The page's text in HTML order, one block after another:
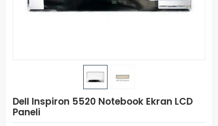
Dell Inspiron 5520 Notebook Ekran LCD
Paneli